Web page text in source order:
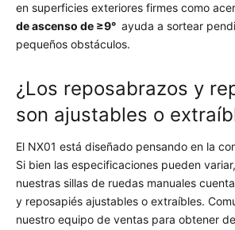
en superficies exteriores firmes como
de ascenso de ≥9° ayuda a sortear
pequeños obstáculos.
¿Los reposabrazos y
son ajustables o
El NX01 está diseñado pensando en la
Si bien las especificaciones pueden
nuestras sillas de ruedas manuales
y reposapiés ajustables o extraíbles.
nuestro equipo de ventas para obtener